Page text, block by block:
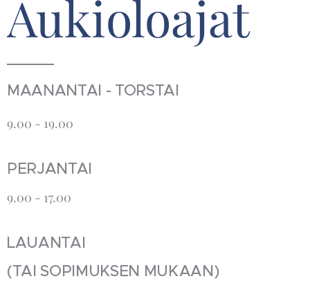
Aukioloajat
MAANANTAI - TORSTAI
9.00 - 19.00
PERJANTAI
9.00 - 17.00
LAUANTAI
(TAI SOPIMUKSEN MUKAAN)